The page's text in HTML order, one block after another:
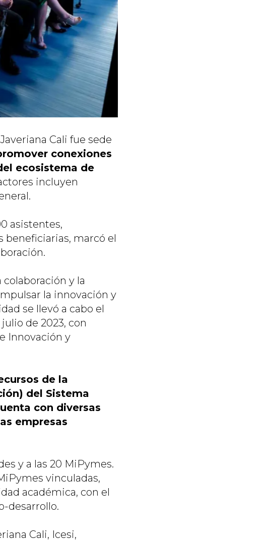
Cali fue sede
conexiones
ecosistema de
incluyen
asistentes,
beneficiarias, marcó el
y la
la innovación y
se llevó a cabo el
de 2023, con
Innovación y
de la
del Sistema
con diversas
empresas
y a las 20 MiPymes.
vinculadas,
académica, con el
desarrollo.
Cali, Icesi,